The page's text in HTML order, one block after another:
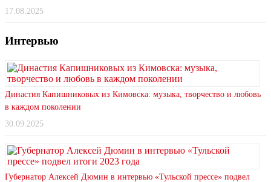
17.08.2025
Интервью
Династия Капишниковых из Кимовска: музыка, творчество и любовь
в каждом поколении
30.09.2025
Губернатор Алексей Дюмин в интервью «Тульской прессе» подвел